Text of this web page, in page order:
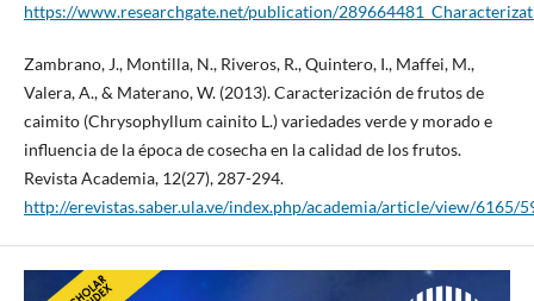
https://www.researchgate.net/publication/
Zambrano, J., Montilla, N., Riveros, R., Quintero, I., Maffei, M.,
Valera, A., & Materano, W. (2013). Caracterización de frutos de
caimito (Chrysophyllum cainito L.) variedades verde y morado e
influencia de la época de cosecha en la calidad de los frutos.
Revista Academia, 12(27), 287-294.
http://erevistas.saber.ula.ve/index.php/academia/article/view/6165/